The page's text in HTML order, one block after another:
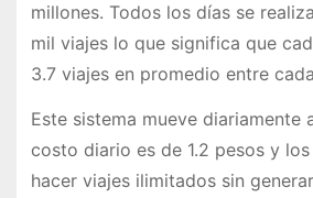
millones. Todos los días se
mil viajes lo que significa que
3.7 viajes en promedio entre
Este sistema mueve diariamente
costo diario es de 1.2 pesos y
hacer viajes ilimitados sin